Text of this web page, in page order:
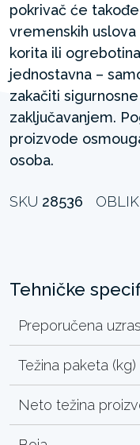
pokrivač će
vremenskih
korita ili
jednostavna –
zakačiti
zaključavanjem.
proizvode
osoba.
SKU 28536 OBLIK
Tehničke
Preporučena
Težina paketa (kg)
Neto težina